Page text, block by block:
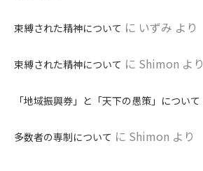
束縛された精神について に いずみ より
束縛された精神について に Shimon より
「地域振興券」と「天下の愚策」について
多数者の専制について に Shimon より